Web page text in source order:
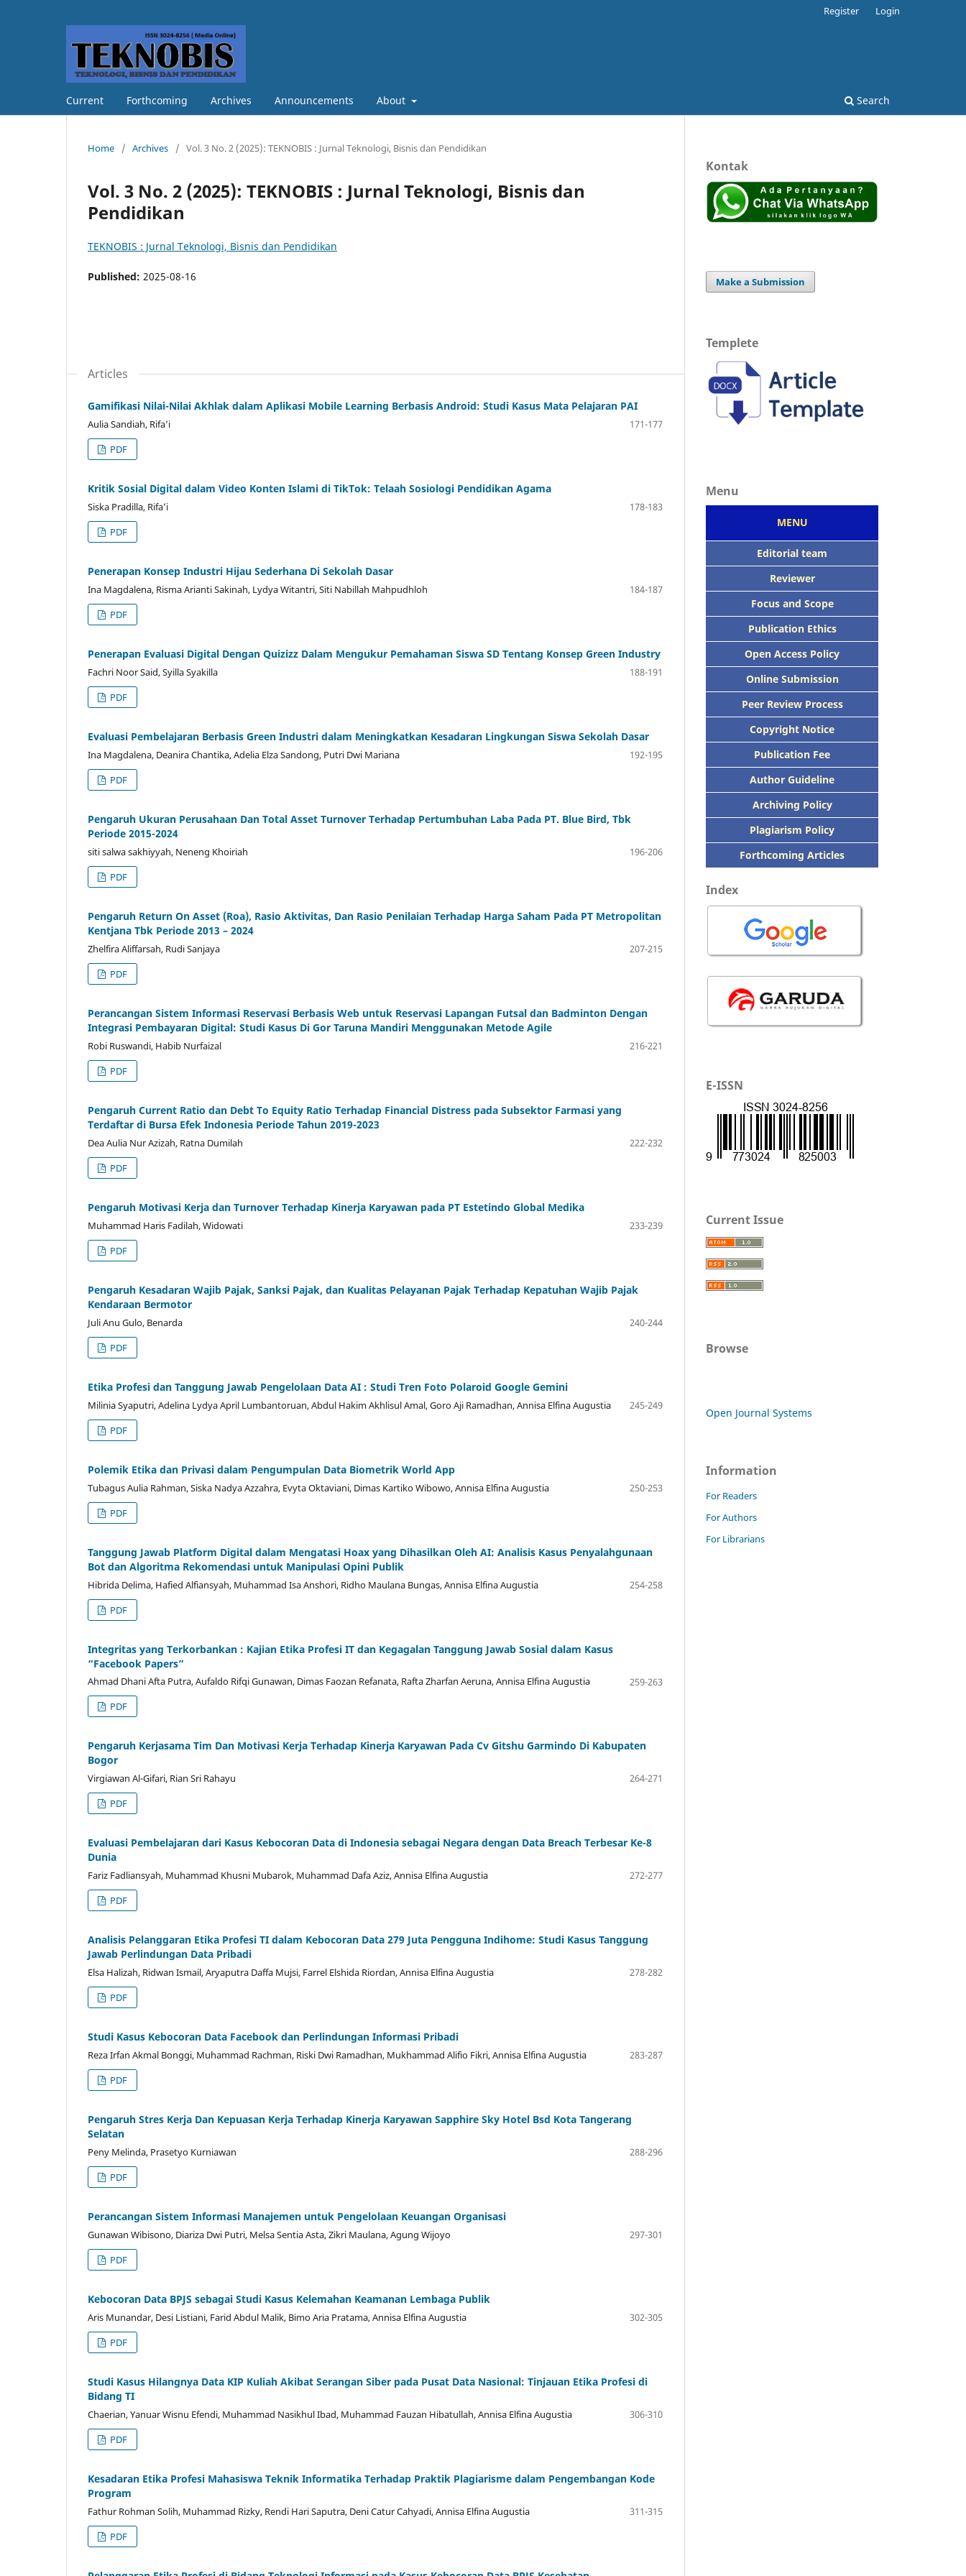
Current Forthcoming Archives Announcements About Search
Register Login
Home / Archives / Vol. 3 No. 2 (2025): TEKNOBIS : Jurnal Teknologi, Bisnis dan Pendidikan
Vol. 3 No. 2 (2025): TEKNOBIS : Jurnal Teknologi, Bisnis dan
Pendidikan
TEKNOBIS : Jurnal Teknologi, Bisnis dan Pendidikan
Published: 2025-08-16
Articles
Gamifikasi Nilai-Nilai Akhlak dalam Aplikasi Mobile Learning Berbasis Android: Studi Kasus Mata Pelajaran PAI
Aulia Sandiah, Rifa’i
171-177
PDF
Kritik Sosial Digital dalam Video Konten Islami di TikTok: Telaah Sosiologi Pendidikan Agama
Siska Pradilla, Rifa’i
178-183
PDF
Penerapan Konsep Industri Hijau Sederhana Di Sekolah Dasar
Ina Magdalena, Risma Arianti Sakinah, Lydya Witantri, Siti Nabillah Mahpudhloh
184-187
PDF
Penerapan Evaluasi Digital Dengan Quizizz Dalam Mengukur Pemahaman Siswa SD Tentang Konsep Green Industry
Fachri Noor Said, Syilla Syakilla
188-191
PDF
Evaluasi Pembelajaran Berbasis Green Industri dalam Meningkatkan Kesadaran Lingkungan Siswa Sekolah Dasar
Ina Magdalena, Deanira Chantika, Adelia Elza Sandong, Putri Dwi Mariana
192-195
PDF
Pengaruh Ukuran Perusahaan Dan Total Asset Turnover Terhadap Pertumbuhan Laba Pada PT. Blue Bird, Tbk
Periode 2015-2024
siti salwa sakhiyyah, Neneng Khoiriah
196-206
PDF
Pengaruh Return On Asset (Roa), Rasio Aktivitas, Dan Rasio Penilaian Terhadap Harga Saham Pada PT Metropolitan
Kentjana Tbk Periode 2013 – 2024
Zhelfira Aliffarsah, Rudi Sanjaya
207-215
PDF
Perancangan Sistem Informasi Reservasi Berbasis Web untuk Reservasi Lapangan Futsal dan Badminton Dengan
Integrasi Pembayaran Digital: Studi Kasus Di Gor Taruna Mandiri Menggunakan Metode Agile
Robi Ruswandi, Habib Nurfaizal
216-221
PDF
Pengaruh Current Ratio dan Debt To Equity Ratio Terhadap Financial Distress pada Subsektor Farmasi yang
Terdaftar di Bursa Efek Indonesia Periode Tahun 2019-2023
Dea Aulia Nur Azizah, Ratna Dumilah
222-232
PDF
Pengaruh Motivasi Kerja dan Turnover Terhadap Kinerja Karyawan pada PT Estetindo Global Medika
Muhammad Haris Fadilah, Widowati
233-239
PDF
Pengaruh Kesadaran Wajib Pajak, Sanksi Pajak, dan Kualitas Pelayanan Pajak Terhadap Kepatuhan Wajib Pajak
Kendaraan Bermotor
Juli Anu Gulo, Benarda
240-244
PDF
Etika Profesi dan Tanggung Jawab Pengelolaan Data AI : Studi Tren Foto Polaroid Google Gemini
Milinia Syaputri, Adelina Lydya April Lumbantoruan, Abdul Hakim Akhlisul Amal, Goro Aji Ramadhan, Annisa Elfina Augustia
245-249
PDF
Polemik Etika dan Privasi dalam Pengumpulan Data Biometrik World App
Tubagus Aulia Rahman, Siska Nadya Azzahra, Evyta Oktaviani, Dimas Kartiko Wibowo, Annisa Elfina Augustia
250-253
PDF
Tanggung Jawab Platform Digital dalam Mengatasi Hoax yang Dihasilkan Oleh AI: Analisis Kasus Penyalahgunaan
Bot dan Algoritma Rekomendasi untuk Manipulasi Opini Publik
Hibrida Delima, Hafied Alfiansyah, Muhammad Isa Anshori, Ridho Maulana Bungas, Annisa Elfina Augustia
254-258
PDF
Integritas yang Terkorbankan : Kajian Etika Profesi IT dan Kegagalan Tanggung Jawab Sosial dalam Kasus
“Facebook Papers”
Ahmad Dhani Afta Putra, Aufaldo Rifqi Gunawan, Dimas Faozan Refanata, Rafta Zharfan Aeruna, Annisa Elfina Augustia
259-263
PDF
Pengaruh Kerjasama Tim Dan Motivasi Kerja Terhadap Kinerja Karyawan Pada Cv Gitshu Garmindo Di Kabupaten
Bogor
Virgiawan Al-Gifari, Rian Sri Rahayu
264-271
PDF
Evaluasi Pembelajaran dari Kasus Kebocoran Data di Indonesia sebagai Negara dengan Data Breach Terbesar Ke-8
Dunia
Fariz Fadliansyah, Muhammad Khusni Mubarok, Muhammad Dafa Aziz, Annisa Elfina Augustia
272-277
PDF
Analisis Pelanggaran Etika Profesi TI dalam Kebocoran Data 279 Juta Pengguna Indihome: Studi Kasus Tanggung
Jawab Perlindungan Data Pribadi
Elsa Halizah, Ridwan Ismail, Aryaputra Daffa Mujsi, Farrel Elshida Riordan, Annisa Elfina Augustia
278-282
PDF
Studi Kasus Kebocoran Data Facebook dan Perlindungan Informasi Pribadi
Reza Irfan Akmal Bonggi, Muhammad Rachman, Riski Dwi Ramadhan, Mukhammad Alifio Fikri, Annisa Elfina Augustia
283-287
PDF
Pengaruh Stres Kerja Dan Kepuasan Kerja Terhadap Kinerja Karyawan Sapphire Sky Hotel Bsd Kota Tangerang
Selatan
Peny Melinda, Prasetyo Kurniawan
288-296
PDF
Perancangan Sistem Informasi Manajemen untuk Pengelolaan Keuangan Organisasi
Gunawan Wibisono, Diariza Dwi Putri, Melsa Sentia Asta, Zikri Maulana, Agung Wijoyo
297-301
PDF
Kebocoran Data BPJS sebagai Studi Kasus Kelemahan Keamanan Lembaga Publik
Aris Munandar, Desi Listiani, Farid Abdul Malik, Bimo Aria Pratama, Annisa Elfina Augustia
302-305
PDF
Studi Kasus Hilangnya Data KIP Kuliah Akibat Serangan Siber pada Pusat Data Nasional: Tinjauan Etika Profesi di
Bidang TI
Chaerian, Yanuar Wisnu Efendi, Muhammad Nasikhul Ibad, Muhammad Fauzan Hibatullah, Annisa Elfina Augustia
306-310
PDF
Kesadaran Etika Profesi Mahasiswa Teknik Informatika Terhadap Praktik Plagiarisme dalam Pengembangan Kode
Program
Fathur Rohman Solih, Muhammad Rizky, Rendi Hari Saputra, Deni Catur Cahyadi, Annisa Elfina Augustia
311-315
PDF
Kontak
Make a Submission
Templete
Menu
MENU
Editorial team
Reviewer
Focus and Scope
Publication Ethics
Open Access Policy
Online Submission
Peer Review Process
Copyright Notice
Publication Fee
Author Guideline
Archiving Policy
Plagiarism Policy
Forthcoming Articles
Index
E-ISSN
Current Issue
Browse
Open Journal Systems
Information
For Readers
For Authors
For Librarians